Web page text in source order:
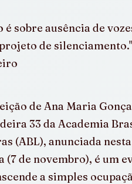
Antirracista
é sobre ausência de
de
de Ana Maria
33 da Academia
(ABL), anunciada
(7 de novembro), é um
a simples